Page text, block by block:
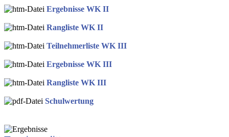
Ergebnisse WK II
Rangliste WK II
Teilnehmerliste WK III
Ergebnisse WK III
Rangliste WK III
Schulwertung